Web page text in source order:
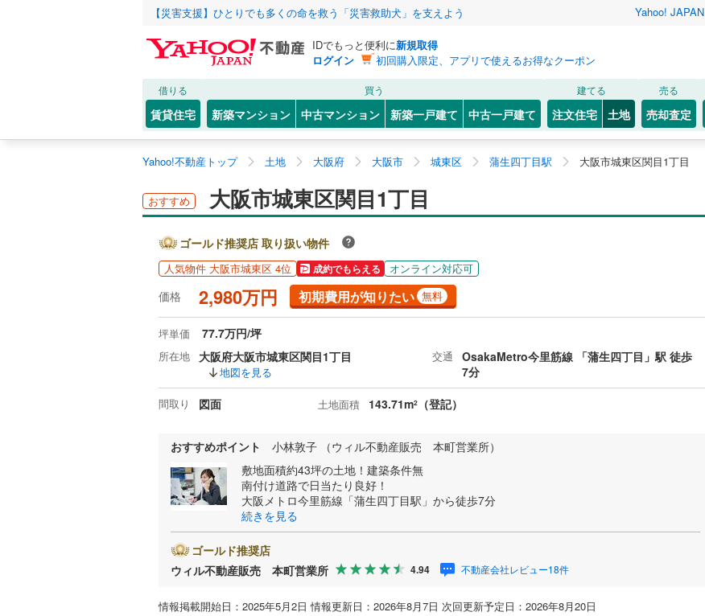
【災害支援】ひとりでも多くの命を救う「災害救助犬」を支えよう Yahoo! JAPAN
IDでもっと便利に新規取得
ログイン
初回購入限定、アプリで使えるお得なクーポン
借りる
賃貸住宅
買う
新築マンション 中古マンション 新築一戸建て 中古一戸建て
建てる
注文住宅 土地
売る
売却査定
Yahoo!不動産トップ 土地 大阪府 大阪市 城東区 蒲生四丁目駅 大阪市城東区関目1丁目
おすすめ 大阪市城東区関目1丁目
ゴールド推奨店 取り扱い物件
人気物件 大阪市城東区 4位 成約でもらえる オンライン対応可
価格 2,980万円 初期費用が知りたい 無料
坪単価 77.7万円/坪
所在地 大阪府大阪市城東区関目1丁目
地図を見る
交通
OsakaMetro今里筋線 「蒲生四丁目」駅 徒歩
7分
間取り 図面 土地面積 143.71m2 （登記）
おすすめポイント
小林敦子 （ウィル不動産販売 本町営業所）
敷地面積約43坪の土地！建築条件無
南付け道路で日当たり良好！
大阪メトロ今里筋線「蒲生四丁目駅」から徒歩7分
続きを見る
ゴールド推奨店
ウィル不動産販売 本町営業所
4.94 不動産会社レビュー18件
情報掲載開始日：2025年5月2日 情報更新日：2026年8月7日 次回更新予定日：2026年8月20日